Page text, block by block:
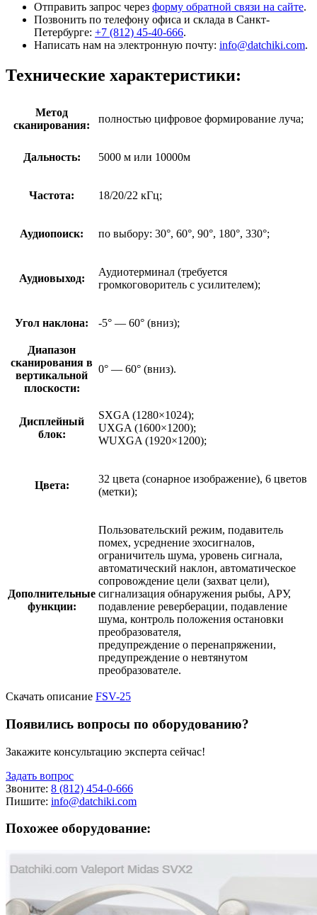
Отправить запрос через форму обратной связи на сайте.
Позвонить по телефону офиса и склада в Санкт-
Петербурге: +7 (812) 45-40-666.
Написать нам на электронную почту: info@datchiki.com.
Технические характеристики:
Метод
сканирования:
полностью цифровое формирование луча;
Дальность: 5000 м или 10000м
Частота: 18/20/22 кГц;
Аудиопоиск: по выбору: 30°, 60°, 90°, 180°, 330°;
Аудиовыход:
Аудиотерминал (требуется
громкоговоритель с усилителем);
Угол наклона: -5° — 60° (вниз);
Диапазон
сканирования в
вертикальной
плоскости:
0° — 60° (вниз).
Дисплейный
блок:
SXGA (1280×1024);
UXGA (1600×1200);
WUXGA (1920×1200);
Цвета:
32 цвета (сонарное изображение), 6 цветов
(метки);
Дополнительные
функции:
Пользовательский режим, подавитель
помех, усреднение эхосигналов,
ограничитель шума, уровень сигнала,
автоматический наклон, автоматическое
сопровождение цели (захват цели),
сигнализация обнаружения рыбы, АРУ,
подавление реверберации, подавление
шума, контроль положения остановки
преобразователя,
предупреждение о перенапряжении,
предупреждение о невтянутом
преобразователе.
Скачать описание FSV-25
Появились вопросы по оборудованию?
Закажите консультацию эксперта сейчас!
Задать вопрос
Звоните: 8 (812) 454-0-666
Пишите: info@datchiki.com
Похожее оборудование: